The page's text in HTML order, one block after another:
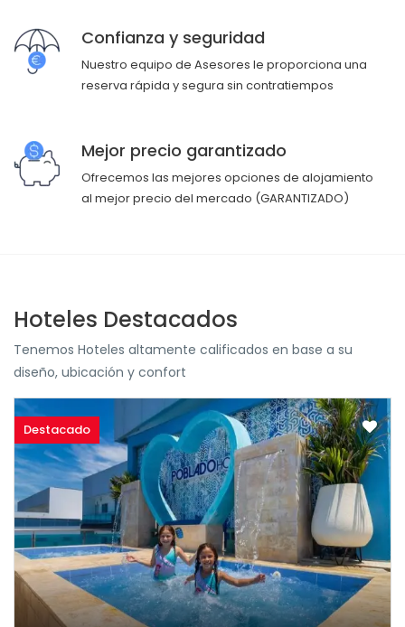
Confianza y seguridad
Nuestro equipo de Asesores le proporciona una
reserva rápida y segura sin contratiempos
Mejor precio garantizado
Ofrecemos las mejores opciones de alojamiento
al mejor precio del mercado (GARANTIZADO)
Hoteles Destacados
Tenemos Hoteles altamente calificados en base a su
diseño, ubicación y confort
Destacado